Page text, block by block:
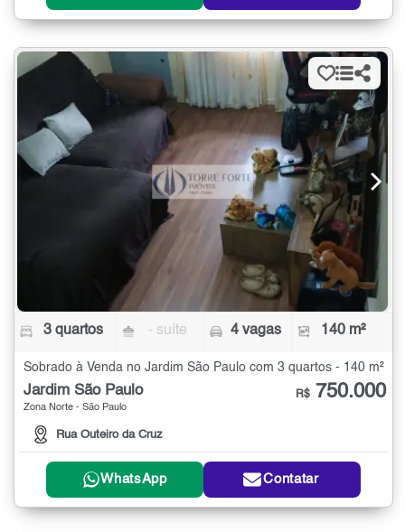
3 quartos - suíte 4 vagas 140 m²
Sobrado à Venda no Jardim São Paulo com 3 quartos - 140 m²
Jardim São Paulo
Zona Norte - São Paulo
Rua Outeiro da Cruz
R$ 750.000
WhatsApp Contatar